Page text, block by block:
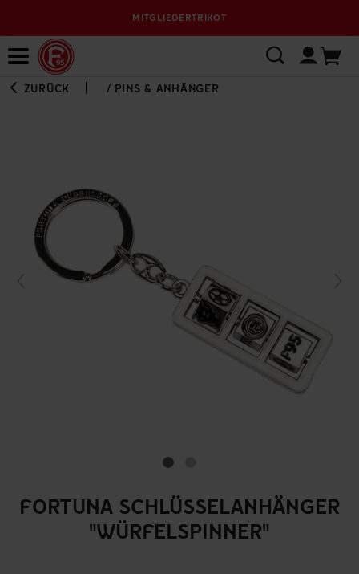
MITGLIEDERTRIKOT
ZURÜCK / PINS & ANHÄNGER
FORTUNA SCHLÜSSELANHÄNGER
"WÜRFELSPINNER"